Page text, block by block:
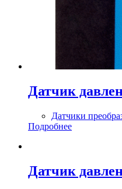
Датчик
Датчики
Подробнее
Датчик